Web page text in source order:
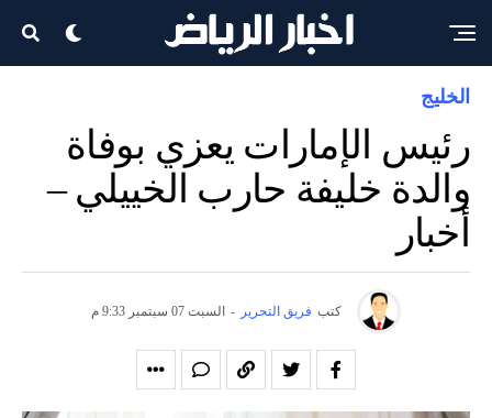
الخليج
رئيس الإمارات يعزي بوفاة
والدة خليفة حارب الخييلي –
أخبار
كتب فريق التحرير - السبت 07 سبتمبر 9:33 م